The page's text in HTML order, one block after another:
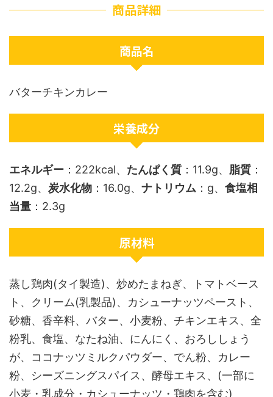
商品詳細
商品名
バターチキンカレー
栄養成分
エネルギー ：222kcal、 たんぱく質 ：11.9g、 脂質 ：
12.2g、 炭水化物 ：16.0g、 ナトリウム ：g、 食塩相
当量 ：2.3g
原材料
蒸し鶏肉(タイ製造)、炒めたまねぎ、トマトベース
ト、クリーム(乳製品)、カシューナッツペースト、
砂糖、香辛料、バター、小麦粉、チキンエキス、全
粉乳、食塩、なたね油、にんにく、おろししょう
が、ココナッツミルクパウダー、でん粉、カレー
粉、シーズニングスパイス、酵母エキス、(一部に
小麦・乳成分・カシューナッツ・鶏肉を含む)